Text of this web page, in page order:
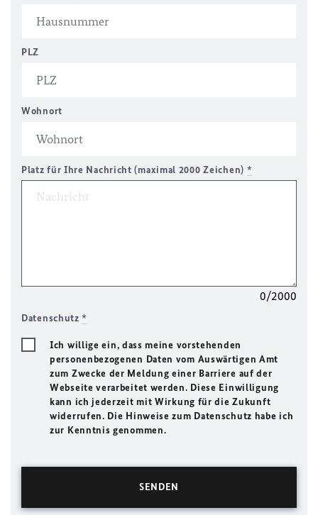
PLZ
Wohnort
Platz für Ihre Nachricht (maximal 2000 Zeichen) *
0/2000
Datenschutz*
Ich willige ein, dass meine vorstehenden
personenbezogenen Daten vom Auswärtigen Amt
zum Zwecke der Meldung einer Barriere auf der
Webseite verarbeitet werden. Diese Einwilligung
kann ich jederzeit mit Wirkung für die Zukunft
widerrufen. Die Hinweise zum Datenschutz habe ich
zur Kenntnis genommen.